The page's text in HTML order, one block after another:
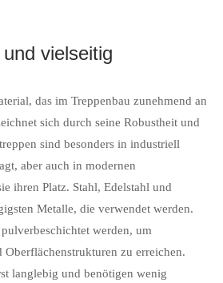
vielseitig
das im Treppenbau zunehmend an
sich durch seine Robustheit und
sind besonders in industriell
aber auch in modernen
ihren Platz. Stahl, Edelstahl und
Metalle, die verwendet werden.
werden, um
Oberflächenstrukturen zu erreichen.
langlebig und benötigen wenig